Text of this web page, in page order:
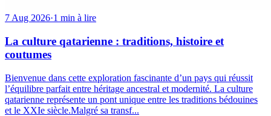
7 Aug 2026·1 min à lire
La culture qatarienne : traditions, histoire et
coutumes
Bienvenue dans cette exploration fascinante d’un pays qui réussit
l’équilibre parfait entre héritage ancestral et modernité. La culture
qatarienne représente un pont unique entre les traditions bédouines
et le XXIe siècle.Malgré sa transf...